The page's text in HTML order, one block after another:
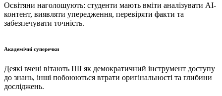
Освітяни наголошують: студенти мають вміти аналізувати AI-
контент, виявляти упередження, перевіряти факти та
забезпечувати точність.
Академічні суперечки
Деякі вчені вітають ШІ як демократичний інструмент доступу
до знань, інші побоюються втрати оригінальності та глибини
досліджень.